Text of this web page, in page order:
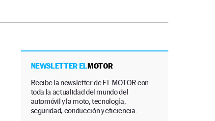
NEWSLETTER ELMOTOR
Recibe la newsletter de EL MOTOR con
toda la actualidad del mundo del
automóvil y la moto, tecnología,
seguridad, conducción y eficiencia.